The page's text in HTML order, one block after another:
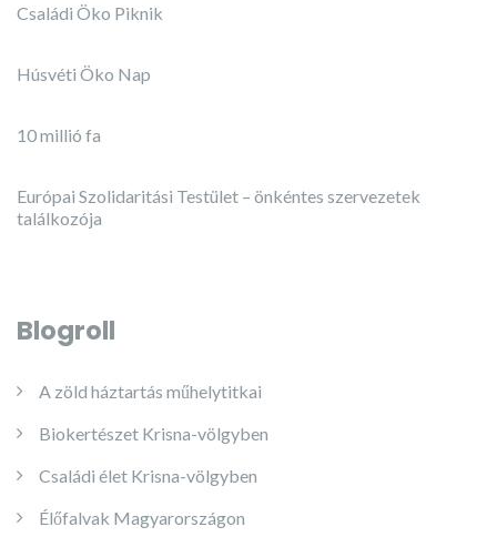
Családi Öko Piknik
Húsvéti Öko Nap
10 millió fa
Európai Szolidaritási Testület – önkéntes szervezetek
találkozója
Blogroll
A zöld háztartás műhelytitkai
Biokertészet Krisna-völgyben
Családi élet Krisna-völgyben
Élőfalvak Magyarországon